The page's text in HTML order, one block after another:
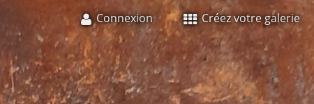
Connexion Créez votre galerie